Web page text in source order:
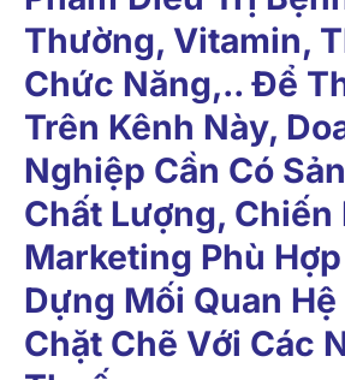
Thường, Vitamin,
Chức Năng,.. Để
Trên Kênh Này,
Nghiệp Cần Có
Chất Lượng, Chiến
Marketing Phù
Dựng Mối Quan Hệ
Chặt Chẽ Với Các